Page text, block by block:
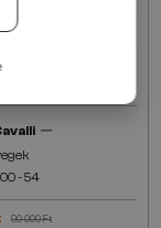
—
- 54
90 000 Ft